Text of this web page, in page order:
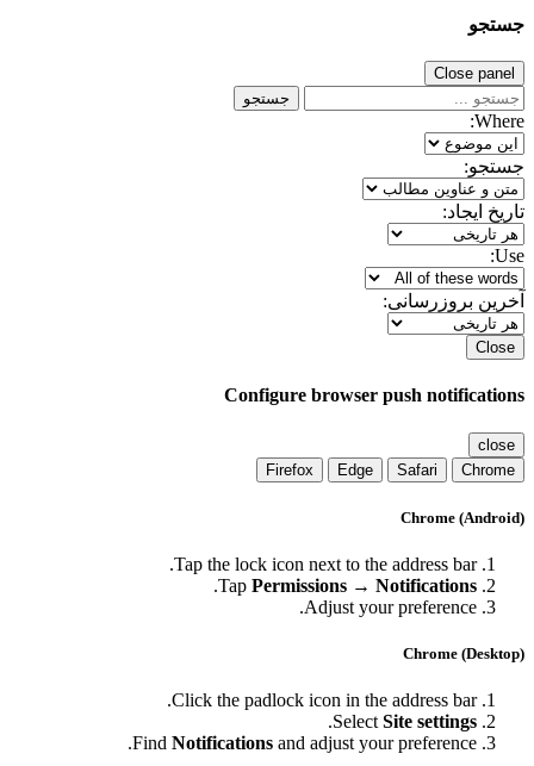
جستجو
Close panel
جستجو
Where:
جستجو:
تاریخ ایجاد:
Use:
آخرین بروزرسانی:
Close
Configure browser push notifications
close
Chrome
Safari
Edge
Firefox
Chrome (Android)
Tap the lock icon next to the address bar.
Tap Permissions → Notifications
.
Adjust your preference.
Chrome (Desktop)
Click the padlock icon in the address bar.
Select Site settings
.
Find Notifications and adjust your preference.